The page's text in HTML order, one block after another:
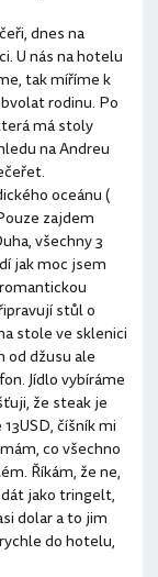
dnes na
U nás na hotelu
tak míříme k
rodinu. Po
má stoly
na Andreu
oceánu (
zajdem
všechny 3
jak moc jsem
stůl o
stole ve sklenici
od džusu ale
Jídlo vybíráme
že steak je
číšník mi
co všechno
Říkám, že ne,
jako tringelt,
dolar a to jim
do hotelu,